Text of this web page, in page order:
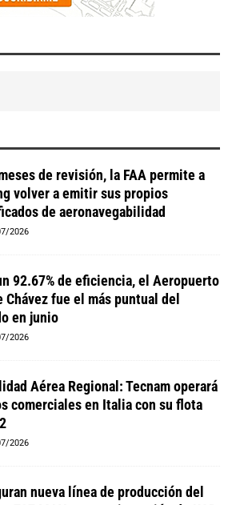
de revisión, la FAA permite a
volver a emitir sus propios
de aeronavegabilidad
2026
92.67% de eficiencia, el Aeropuerto
Chávez fue el más puntual del
en junio
2026
Aérea Regional: Tecnam operará
comerciales en Italia con su flota
2026
nueva línea de producción del